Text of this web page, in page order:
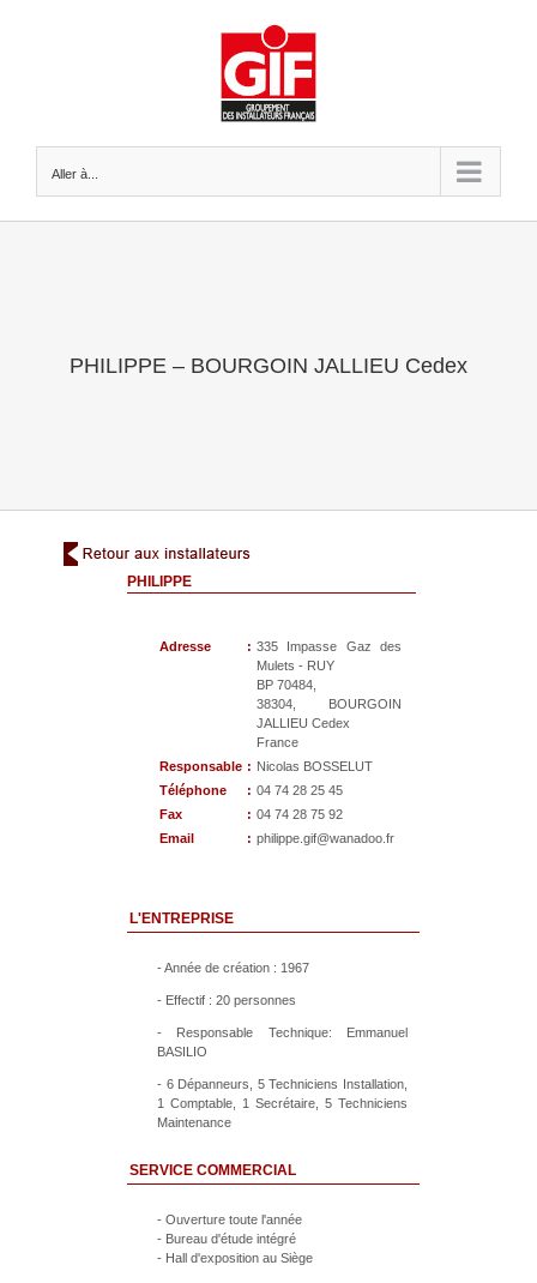
Aller à...
PHILIPPE – BOURGOIN JALLIEU Cedex
PHILIPPE
Adresse : 335 Impasse Gaz des
Mulets - RUY
BP 70484,
38304, BOURGOIN
JALLIEU Cedex
France
Responsable : Nicolas BOSSELUT
Téléphone
: 04 74 28 25 45
Fax
: 04 74 28 75 92
Email
: philippe.gif@wanadoo.fr
L'ENTREPRISE
- Année de création : 1967
- Effectif : 20 personnes
- Responsable Technique: Emmanuel
BASILIO
- 6 Dépanneurs, 5 Techniciens Installation,
1 Comptable, 1 Secrétaire, 5 Techniciens
Maintenance
SERVICE COMMERCIAL
- Ouverture toute l'année
- Bureau d'étude intégré
- Hall d'exposition au Siège